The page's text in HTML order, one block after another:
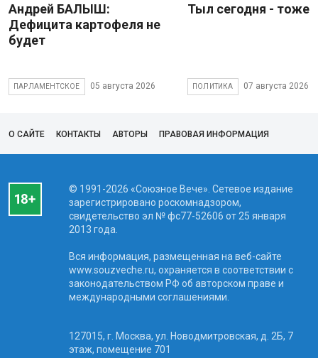
Андрей БАЛЫШ:
Дефицита картофеля не
будет
ПАРЛАМЕНТСКОЕ 05 августа 2026
Тыл сегодня - тоже
ПОЛИТИКА 07 августа 2026
О САЙТЕ КОНТАКТЫ АВТОРЫ ПРАВОВАЯ ИНФОРМАЦИЯ
© 1991-2026 «Союзное Вече». Сетевое издание
зарегистрировано роскомнадзором,
свидетельство эл № фc77-52606 от 25 января
2013 года.
Вся информация, размещенная на веб-сайте
www.souzveche.ru, охраняется в соответствии с
законодательством РФ об авторском праве и
международными соглашениями.
127015, г. Москва, ул. Новодмитровская, д. 2Б, 7
этаж, помещение 701